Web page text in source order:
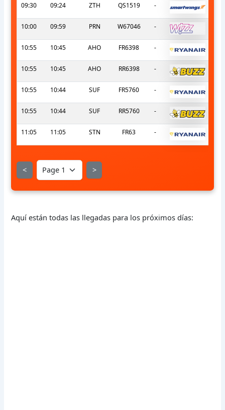
09:30 09:24 ZTH QS1519 -
10:00 09:59 PRN W67046 -
10:55 10:45 AHO FR6398 -
10:55 10:45 AHO RR6398 -
10:55 10:44 SUF FR5760 -
10:55 10:44 SUF RR5760 -
11:05 11:05 STN FR63 -
< >
Aquí están todas las llegadas para los próximos días: